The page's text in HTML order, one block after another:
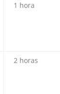
1 hora
2 horas